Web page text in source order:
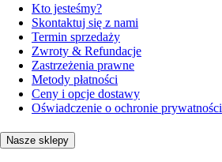
Kto jesteśmy?
Skontaktuj się z nami
Termin sprzedaży
Zwroty & Refundacje
Zastrzeżenia prawne
Metody płatności
Ceny i opcje dostawy
Oświadczenie o ochronie prywatności
Nasze sklepy